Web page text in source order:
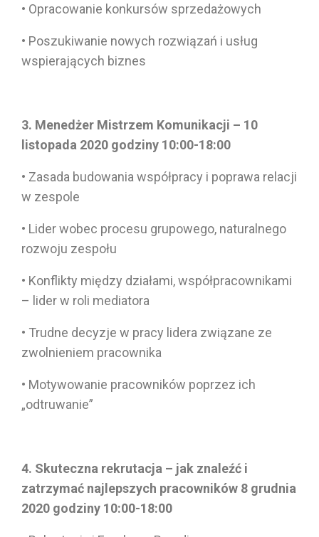
• Opracowanie konkursów sprzedażowych
• Poszukiwanie nowych rozwiązań i usług
wspierających biznes
3. Menedżer Mistrzem Komunikacji – 10
listopada 2020 godziny 10:00-18:00
• Zasada budowania współpracy i poprawa relacji
w zespole
• Lider wobec procesu grupowego, naturalnego
rozwoju zespołu
• Konflikty między działami, współpracownikami
– lider w roli mediatora
• Trudne decyzje w pracy lidera związane ze
zwolnieniem pracownika
• Motywowanie pracowników poprzez ich
„odtruwanie”
4. Skuteczna rekrutacja – jak znaleźć i
zatrzymać najlepszych pracowników 8 grudnia
2020 godziny 10:00-18:00